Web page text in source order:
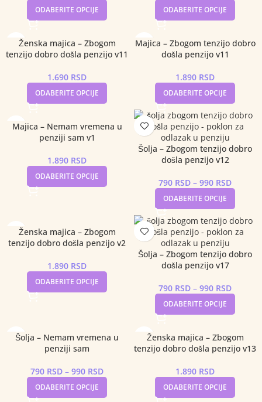
ODABERITE OPCIJE ODABERITE OPCIJE
Ženska majica – Zbogom
tenzijo dobro došla penzijo v11
1.690 RSD
ODABERITE OPCIJE
Majica – Zbogom tenzijo dobro
došla penzijo v11
1.890 RSD
ODABERITE OPCIJE
Majica – Nemam vremena u
penziji sam v1
1.890 RSD
ODABERITE OPCIJE
Šolja – Zbogom tenzijo dobro
došla penzijo v12
790 RSD – 990 RSD
ODABERITE OPCIJE
Ženska majica – Zbogom
tenzijo dobro došla penzijo v2
1.890 RSD
ODABERITE OPCIJE
Šolja – Zbogom tenzijo dobro
došla penzijo v17
790 RSD – 990 RSD
ODABERITE OPCIJE
Šolja – Nemam vremena u
penziji sam
790 RSD – 990 RSD
ODABERITE OPCIJE
Ženska majica – Zbogom
tenzijo dobro došla penzijo v13
1.890 RSD
ODABERITE OPCIJE